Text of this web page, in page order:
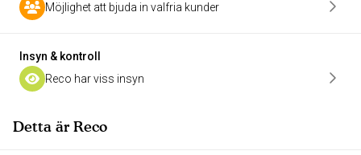
Möjlighet att bjuda in valfria kunder
Insyn & kontroll
Reco har viss insyn
Detta är Reco